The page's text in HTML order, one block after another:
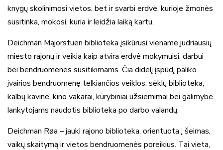
knygų skolinimosi vietos, bet ir svarbi erdvė, kurioje žmonės
susitinka, mokosi, kuria ir leidžia laiką kartu.
Deichman Majorstuen biblioteka įsikūrusi viename judriausių
miesto rajonų ir veikia kaip atvira erdvė mokymuisi, darbui
bei bendruomenės susitikimams. Čia didelį įspūdį paliko
įvairios bendruomenę telkiančios veiklos: sėklų biblioteka,
kalbų kavinė, kino vakarai, kūrybiniai užsiėmimai bei galimybė
lankytojams naudotis biblioteka po darbo valandų.
Deichman Røa – jauki rajono biblioteka, orientuota į šeimas,
vaikų skaitymą ir vietos bendruomenės poreikius. Tai vieta,